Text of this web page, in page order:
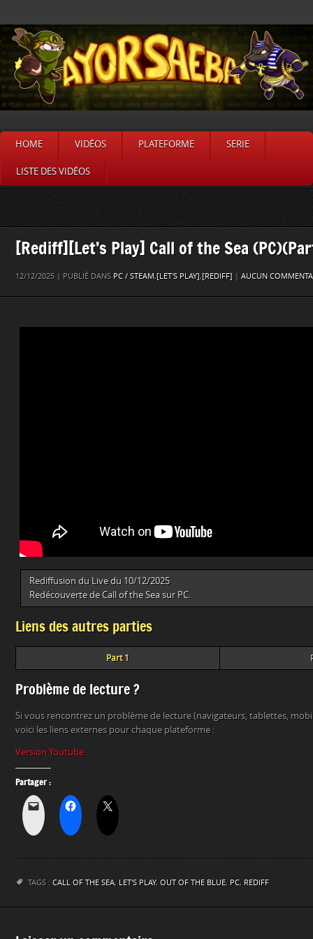
HOME VIDÉOS PLATEFORME SERIE
LISTE DES VIDÉOS
[Rediff][Let’s Play] Call of the Sea
12/12/2025 | PUBLIÉ DANS PC / STEAM,[LET'S PLAY],[REDIFF] AUCUN
Rediffusion du Live du 10/12/2025
Redécouverte de Call of the Sea sur PC.
Liens des autres parties
Part 1
Problème de lecture ?
Si vous rencontrez un problème de lecture (navigateurs, tablettes,
voici les liens externes pour chaque plateforme :
Version Youtube
Partager :
TAGS : CALL OF THE SEA, LET'S PLAY, OUT OF THE BLUE, PC, REDIFF